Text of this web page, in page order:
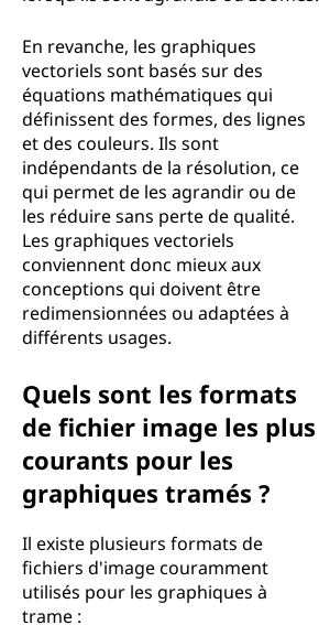
En revanche, les graphiques
vectoriels sont basés sur des
équations mathématiques qui
définissent des formes, des lignes
et des couleurs. Ils sont
indépendants de la résolution, ce
qui permet de les agrandir ou de
les réduire sans perte de qualité.
Les graphiques vectoriels
conviennent donc mieux aux
conceptions qui doivent être
redimensionnées ou adaptées à
différents usages.
Quels sont les formats
de fichier image les plus
courants pour les
graphiques tramés ?
Il existe plusieurs formats de
fichiers d'image couramment
utilisés pour les graphiques à
trame :